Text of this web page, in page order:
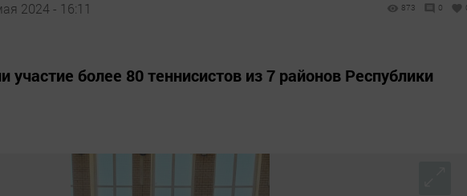
2024 - 16:11 873 0
участие более 80 теннисистов из 7 районов Республики